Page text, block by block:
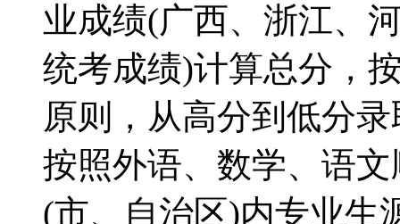
业成绩(广西、浙江、
统考成绩)计算总分，
原则，从高分到低分
按照外语、数学、语
(市、自治区)内专业生